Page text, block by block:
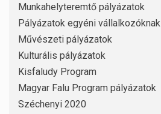
Munkahelyteremtő pályázatok
Pályázatok egyéni vállalkozóknak
Művészeti pályázatok
Kulturális pályázatok
Kisfaludy Program
Magyar Falu Program pályázatok
Széchenyi 2020